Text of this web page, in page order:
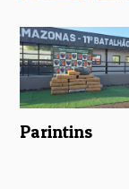
Parintins